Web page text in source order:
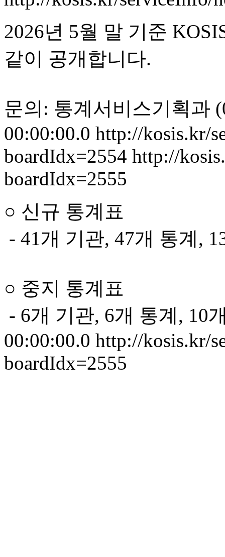
2026년 5월 말 기준
같이 공개합니다.
문의: 통계서비스기획과
00:00:00.0 http://kosis.kr/
boardIdx=2554 http://
boardIdx=2555
○ 신규 통계표
- 41개 기관, 47개 통계,
○ 중지 통계표
- 6개 기관, 6개 통계, 10
00:00:00.0 http://kosis.kr/
boardIdx=2555